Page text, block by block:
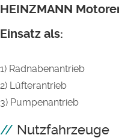
HEINZMANN
Einsatz als:
1) Radnabenantrieb
2) Lüfterantrieb
3) Pumpenantrieb
Nutzfahrzeuge